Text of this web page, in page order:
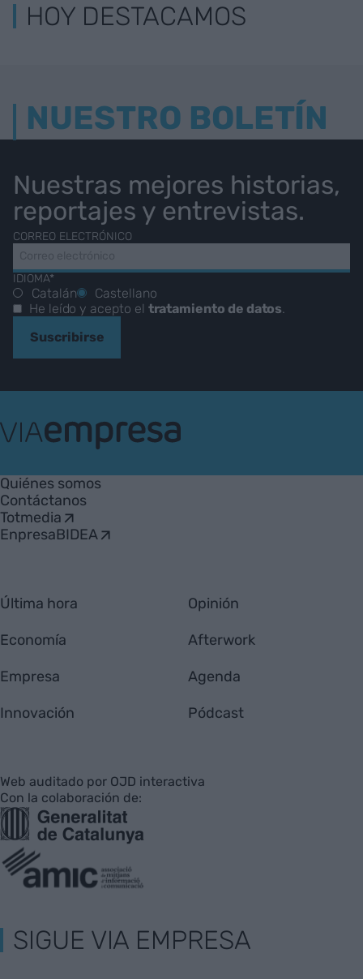
HOY DESTACAMOS
NUESTRO BOLETÍN
Nuestras mejores historias,
reportajes y entrevistas.
CORREO ELECTRÓNICO
IDIOMA*
Catalán
Castellano
He leído y acepto el tratamiento de datos.
Suscribirse
Empresa
Quiénes somos
Contáctanos
Totmedia
EnpresaBIDEA
Última hora
Economía
Empresa
Innovación
Opinión
Afterwork
Agenda
Pódcast
Web auditado por OJD interactiva
Con la colaboración de:
SIGUE VIA EMPRESA